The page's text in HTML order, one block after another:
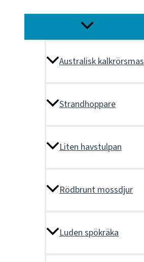
Slå
meny
Australisk
Strandhoppare
Liten havstulpan
Rödbrunt mossdjur
Luden spökräka